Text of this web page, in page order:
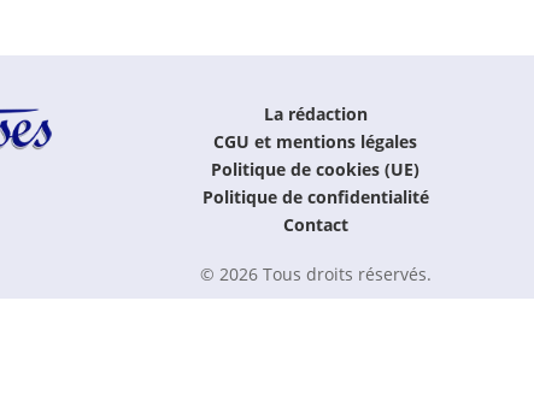
La rédaction
CGU et mentions légales
Politique de cookies (UE)
Politique de confidentialité
Contact
© 2026 Tous droits réservés.